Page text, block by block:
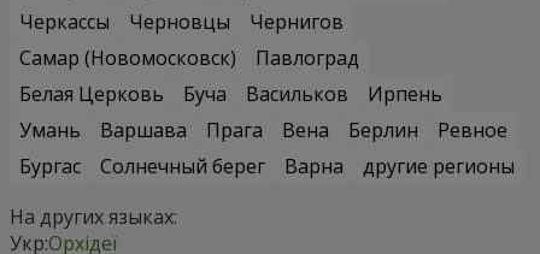
Черкассы
Черновцы
Чернигов
Самар (Новомосковск)
Павлоград
Белая Церковь
Буча Васильков
Ирпень
Умань
Варшава Прага Вена Берлин
Ревное
Бургас
Солнечный берег Варна
другие регионы
На других языках:
Укр:Орхідеї